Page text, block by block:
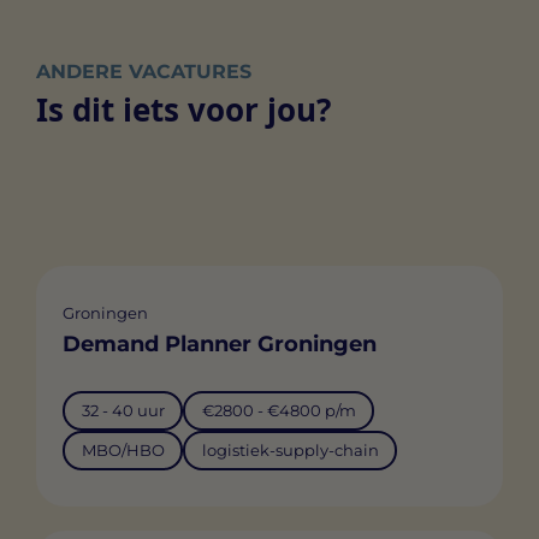
ANDERE VACATURES
Is dit iets voor jou?
Groningen
Demand Planner Groningen
32 - 40 uur €2800 - €4800 p/m
MBO/HBO logistiek-supply-chain